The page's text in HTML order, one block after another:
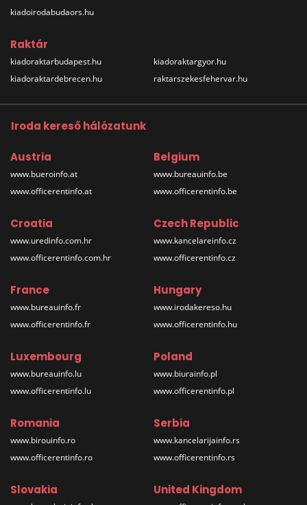
kiadoirodabudaors.hu
Raktár
kiadoraktarbudapest.hu
kiadoraktardebrecen.hu
kiadoraktargyor.hu
raktarszekesfehervar.hu
Iroda kereső hálózatunk
Austria
www.bueroinfo.at
www.officerentinfo.at
Belgium
www.bureauinfo.be
www.officerentinfo.be
Croatia
www.uredinfo.com.hr
www.officerentinfo.com.hr
Czech Republic
www.kancelareinfo.cz
www.officerentinfo.cz
France
www.bureauinfo.fr
www.officerentinfo.fr
Hungary
www.irodakereso.hu
www.officerentinfo.hu
Luxembourg
www.bureauinfo.lu
www.officerentinfo.lu
Poland
www.biurainfo.pl
www.officerentinfo.pl
Romania
www.birouinfo.ro
www.officerentinfo.ro
Serbia
www.kancelarijainfo.rs
www.officerentinfo.rs
Slovakia United Kingdom